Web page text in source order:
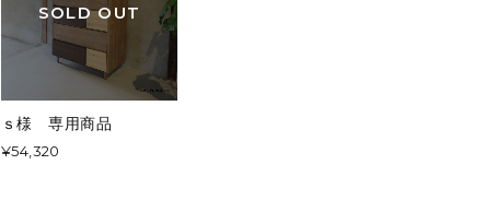
SOLD OUT
ｓ様 専用商品
¥54,320